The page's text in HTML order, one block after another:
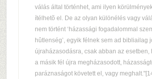
válás által történhet, ami ilyen
ítélhetõ el. De az olyan különélés vagy
nem történt ‘házassági fogadalommal
hûtlenség’, egyik félnek sem ad bibliailag
újraházasodásra, csak abban az esetben,
a másik fél újra megházasodott,
paráznaságot követett el, vagy